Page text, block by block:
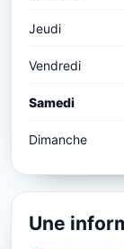
Jeudi
Vendredi
Samedi
Dimanche
Une